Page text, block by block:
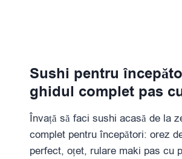
Sushi pentru
ghidul complet pas
Învață să faci sushi acasă de la
complet pentru începători: orez
perfect, oțet, rulare maki pas cu